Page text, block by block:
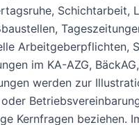
Schichtarbeit,
Arbeitgeberpflichten,
im KA-AZG,
werden zur
Kernfragen beziehen.